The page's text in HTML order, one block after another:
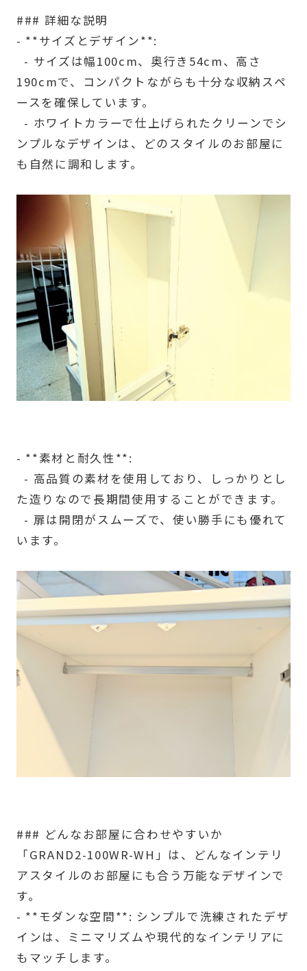
### 詳細な説明
- **サイズとデザイン**:
- サイズは幅100cm、奥行き54cm、高さ
190cmで、コンパクトながらも十分な収納スペ
ースを確保しています。
- ホワイトカラーで仕上げられたクリーンでシ
ンプルなデザインは、どのスタイルのお部屋に
も自然に調和します。
- **素材と耐久性**:
- 高品質の素材を使用しており、しっかりとし
た造りなので長期間使用することができます。
- 扉は開閉がスムーズで、使い勝手にも優れて
います。
### どんなお部屋に合わせやすいか
「GRAND2-100WR-WH」は、どんなインテリ
アスタイルのお部屋にも合う万能なデザインで
す。
- **モダンな空間**: シンプルで洗練されたデザ
インは、ミニマリズムや現代的なインテリアに
もマッチします。